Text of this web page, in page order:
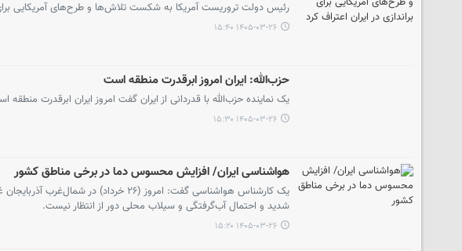
رئیس دولت تروریست آمریکا به شکست تلاش‌ها و طرح‌های آمریکایی برای
۱۴۰۵-۰۳-۲۶ ۱۵:۴۰
حزب‌الله: ایران امروز ابرقدرت منطقه است
یک نماینده حزب‌الله با قدردانی از ایران گفت امروز ایران ابرقدرت
۱۴۰۵-۰۳-۲۶ ۱۵:۳۰
هواشناسی ایران/ افزایش محسوس دما در برخی مناطق کشور
یک کارشناس هواشناسی گفت: امروز (۲۶
شدید و احتمال آب‌گرفتگی و سیلاب محلی دور از انتظار نیست.
۱۴۰۵-۰۳-۲۶ ۱۵:۲۰